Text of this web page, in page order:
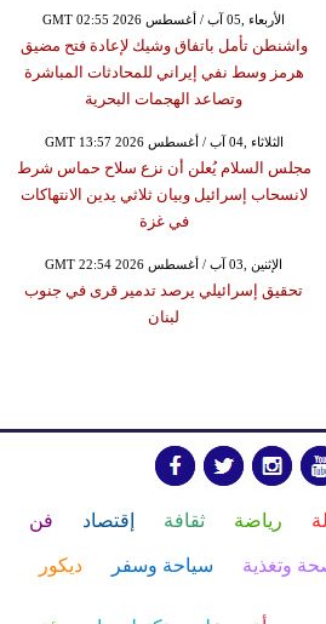
GMT 02:55 2026 الأربعاء ,05 آب / أغسطس
واشنطن تأمل باتفاق وشيك لإعادة فتح مضيق
هرمز وسط نفي إيراني للمحادثات المباشرة
وتصاعد الهجمات البحرية
GMT 13:57 2026 الثلاثاء ,04 آب / أغسطس
مجلس السلام يُعلن أن نزع سلاح حماس شرط
لانسحاب إسرائيل وبيان ثلاثي يدين الانتهاكات
في غزة
GMT 22:54 2026 الإثنين ,03 آب / أغسطس
تحقيق إسرائيلي يرصد تدمير قرى في جنوب
لبنان
رياضة ثقافة إقتصاد فن
وتغذية سياحة وسفر ديكور